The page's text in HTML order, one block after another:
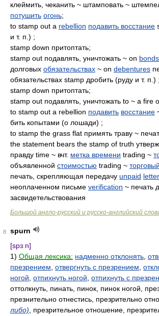
клеймить, чеканить ~ штамповать ~
потушить огонь;
to stamp out a rebellion подавить восстание
и т. п.) ;
stamp down притоптать;
stamp out подавлять, уничтожать ~ on bonds
долговых обязательствах ~ on debentures
обязательствах stamp дробить (руду и т. п.) ;
stamp down притоптать;
stamp out подавлять, уничтожать to ~ a fire
to stamp out a rebellion подавить восстание
бить копытами (о лошади) ;
to stamp the grass flat примять траву ~
the statement bears the stamp of truth
правду time ~ вчт. метка времени trading ~
объявленной стоимостью trading ~ торговый
печать, скрепляющая передачу unpaid letter
неоплаченном письме verification ~ печать
засвидетельствования
Большой англо-русский и русско-английский
8
spurn
[spɜːn]
1) Общая лексика: надменно отклонять
презрением отвергнуть с презрением
ногой отпихнуть ногой отпихнуть с
оттолкнуть, пинать, пинок, пинок ногой,
презнительно отнестись, презрительно
либо) , презрительное отношение,